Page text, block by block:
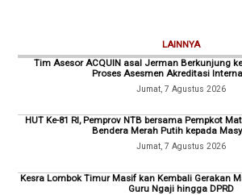
LAINNYA
Tim Asesor ACQUIN asal Jerman Berkunjung
Proses Asesmen Akreditasi
Jumat, 7 Agustus 2026
HUT Ke-81 RI, Pemprov NTB bersama Pempkot
Bendera Merah Putih kepada
Jumat, 7 Agustus 2026
Kesra Lombok Timur Masif kan Kembali Gerakan
Guru Ngaji hingga DPRD